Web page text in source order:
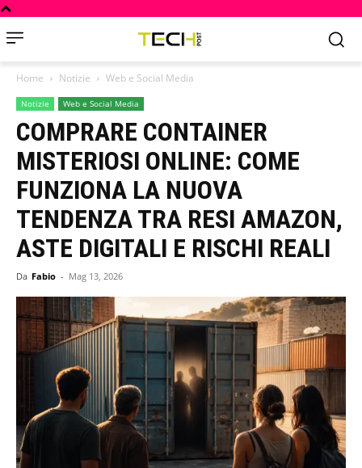
Home Notizie Web e Social Media
Notizie Web e Social Media
COMPRARE CONTAINER
MISTERIOSI ONLINE: COME
FUNZIONA LA NUOVA
TENDENZA TRA RESI AMAZON,
ASTE DIGITALI E RISCHI REALI
Da Fabio - Mag 13, 2026